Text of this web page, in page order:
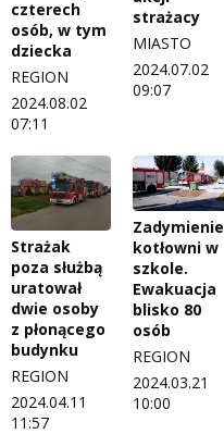
czterech
osób, w tym
dziecka
REGION
2024.08.02
07:11
strażacy
MIASTO
2024.07.02
09:07
Strażak
poza służbą
uratował
dwie osoby
z płonącego
budynku
REGION
2024.04.11
11:57
Zadymienie
kotłowni w
szkole.
Ewakuacja
blisko 80
osób
REGION
2024.03.21
10:00